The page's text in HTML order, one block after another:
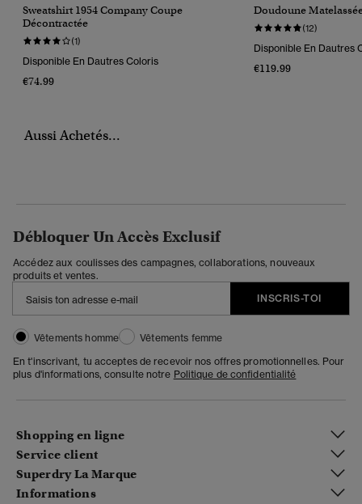
Sweatshirt 1954 Company Coupe
Décontractée
(1)
Disponible En Dautres Coloris
€74.99
Doudoune
(12)
Disponible En Dautres
€119.99
Aussi Achetés...
Débloquer Un Accès Exclusif
Accédez aux coulisses des campagnes, collaborations, nouveaux
produits et ventes.
INSCRIS-TOI
Vêtements homme
Vêtements femme
En t'inscrivant, tu acceptes de recevoir nos offres promotionnelles. Pour
plus d'informations, consulte notre Politique de confidentialité
Shopping en ligne
Service client
Superdry La Marque
Informations